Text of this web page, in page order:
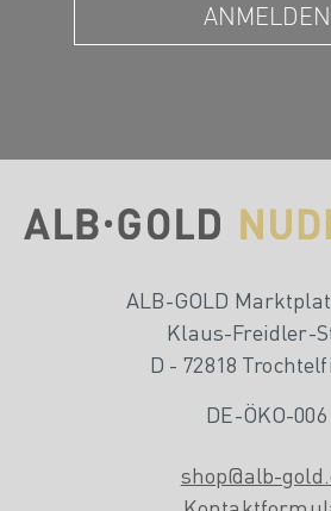
ALB-GOLD
Klaus-Freidler-
D - 72818
DE-ÖKO-006
shop@alb-